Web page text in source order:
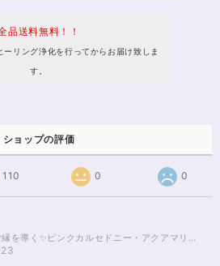
品送料無料！！
ーリング浄化を行ってからお届け致しま
す。
ショップの評価
110 0 0
柔らかにご縁を導く✨ピンクカルセドニー・アクアマリンブレスレット16cm